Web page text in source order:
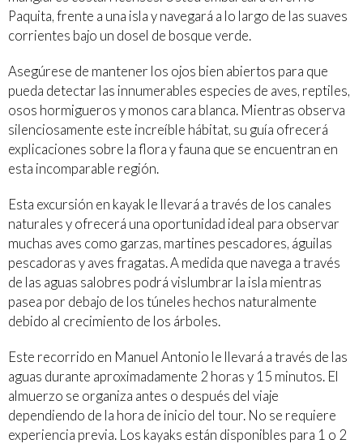
Paquita, frente a una isla y navegará a lo largo de las suaves
corrientes bajo un dosel de bosque verde.
Asegúrese de mantener los ojos bien abiertos para que
pueda detectar las innumerables especies de aves, reptiles,
osos hormigueros y monos cara blanca. Mientras observa
silenciosamente este increíble hábitat, su guía ofrecerá
explicaciones sobre la flora y fauna que se encuentran en
esta incomparable región.
Esta excursión en kayak le llevará a través de los canales
naturales y ofrecerá una oportunidad ideal para observar
muchas aves como garzas, martines pescadores, águilas
pescadoras y aves fragatas. A medida que navega a través
de las aguas salobres podrá vislumbrar la isla mientras
pasea por debajo de los túneles hechos naturalmente
debido al crecimiento de los árboles.
Este recorrido en Manuel Antonio le llevará a través de las
aguas durante aproximadamente 2 horas y 15 minutos. El
almuerzo se organiza antes o después del viaje
dependiendo de la hora de inicio del tour. No se requiere
experiencia previa. Los kayaks están disponibles para 1 o 2